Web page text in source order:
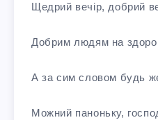
Щедрий вечір, добрий
Добрим людям на
А за сим словом будь
Можний паноньку,